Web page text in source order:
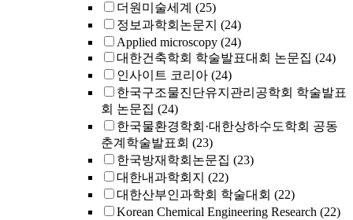
더원미술세계 (25)
정보과학회논문지 (24)
Applied microscopy (24)
대한건축학회 학술발표대회 논문집 (24)
인사이트 코리아 (24)
한국구조물진단유지관리공학회 학술발표
회 논문집 (24)
한국물환경학회·대한상하수도학회 공동
춘계학술발표회 (23)
한국방재학회논문집 (23)
대한내과학회지 (22)
대한산부인과학회 학술대회 (22)
Korean Chemical Engineering Research (22)